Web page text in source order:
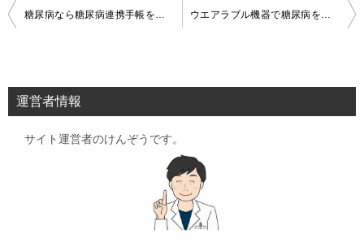
投
ビ
ゲ
運営者情報
サイト運営者のけんぞうです。